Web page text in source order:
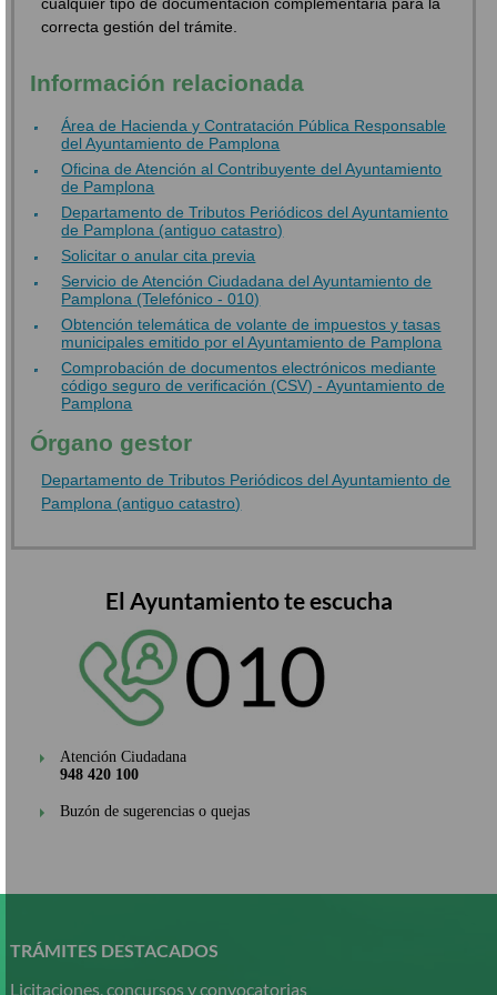
correcta gestión del trámite.
Información relacionada
Área de Hacienda y Contratación Pública Responsable
del Ayuntamiento de Pamplona
Oficina de Atención al Contribuyente del Ayuntamiento
de Pamplona
Departamento de Tributos Periódicos del Ayuntamiento
de Pamplona (antiguo catastro)
Solicitar o anular cita previa
Servicio de Atención Ciudadana del Ayuntamiento de
Pamplona (Telefónico - 010)
Obtención telemática de volante de impuestos y tasas
municipales emitido por el Ayuntamiento de Pamplona
Comprobación de documentos electrónicos mediante
código seguro de verificación (CSV) - Ayuntamiento de
Pamplona
Órgano gestor
Departamento de Tributos Periódicos del Ayuntamiento de
Pamplona (antiguo catastro)
El Ayuntamiento te escucha
Atención Ciudadana
948 420 100
Buzón de sugerencias o quejas
contenido
TRÁMITES DESTACADOS
Licitaciones, concursos y convocatorias